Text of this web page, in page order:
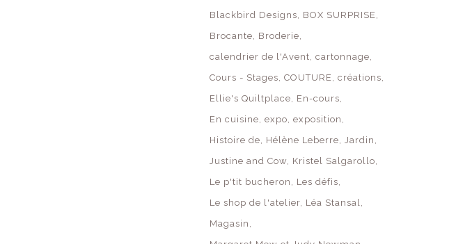
Blackbird Designs
BOX SURPRISE
Brocante
Broderie
calendrier de l'Avent cartonnage
Cours - Stages COUTURE créations
Ellie's Quiltplace
En-cours
En cuisine expo exposition
Histoire de
Hélène Leberre Jardin
Justine and Cow Kristel Salgarollo
Le p'tit bucheron
Les défis
Le shop de l'atelier Léa Stansal
Magasin